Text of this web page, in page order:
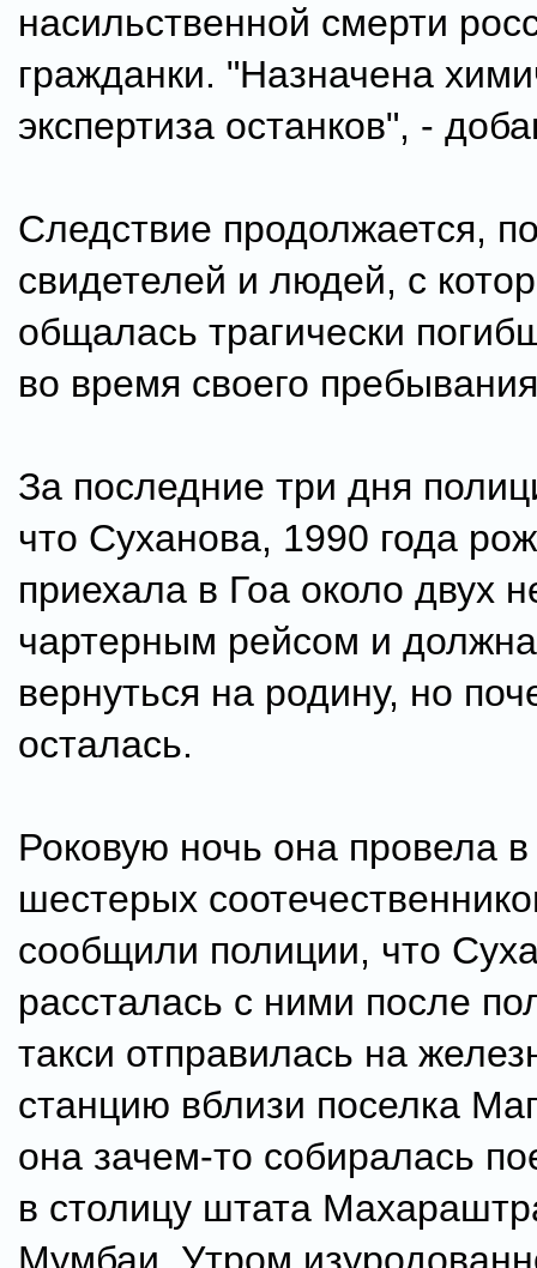
насильственной смерти
гражданки. "Назначена
экспертиза останков", -
Следствие продолжается,
свидетелей и людей, с
общалась трагически
во время своего
За последние три дня
что Суханова, 1990 года
приехала в Гоа около двух
чартерным рейсом и
вернуться на родину, но
осталась.
Роковую ночь она провела
шестерых
сообщили полиции, что
рассталась с ними после
такси отправилась на
станцию вблизи поселка
она зачем-то собиралась
в столицу штата